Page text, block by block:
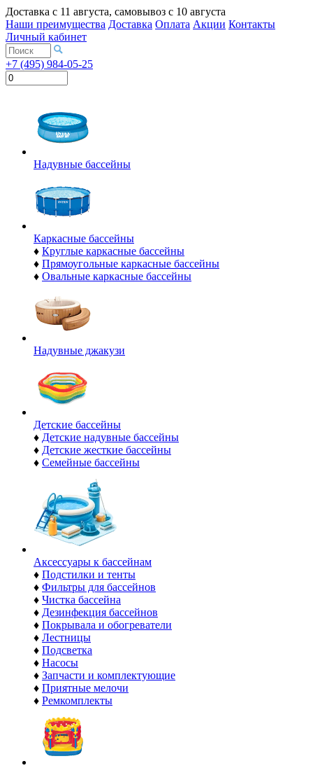
Доставка с 11 августа, самовывоз с 10 августа
Наши преимущества Доставка Оплата Акции Контакты
Личный кабинет
+7 (495) 984-05-25
Надувные бассейны
Каркасные бассейны
♦ Круглые каркасные бассейны
♦ Прямоугольные каркасные бассейны
♦ Овальные каркасные бассейны
Надувные джакузи
Детские бассейны
♦ Детские надувные бассейны
♦ Детские жесткие бассейны
♦ Семейные бассейны
Аксессуары к бассейнам
♦ Подстилки и тенты
♦ Фильтры для бассейнов
♦ Чистка бассейна
♦ Дезинфекция бассейнов
♦ Покрывала и обогреватели
♦ Лестницы
♦ Подсветка
♦ Насосы
♦ Запчасти и комплектующие
♦ Приятные мелочи
♦ Ремкомплекты